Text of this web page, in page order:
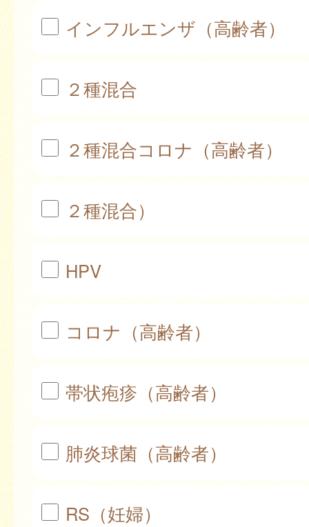
インフルエンザ（高齢者）
２種混合
２種混合コロナ（高齢者）
２種混合）
HPV
コロナ（高齢者）
帯状疱疹（高齢者）
肺炎球菌（高齢者）
RS（妊婦）